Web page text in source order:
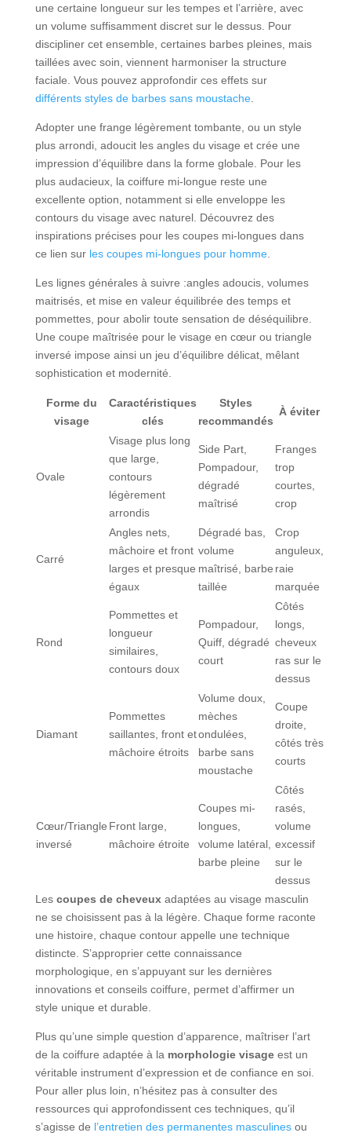
une certaine longueur sur les tempes et l’arrière, avec
un volume suffisamment discret sur le dessus. Pour
discipliner cet ensemble, certaines barbes pleines, mais
taillées avec soin, viennent harmoniser la structure
faciale. Vous pouvez approfondir ces effets sur
différents styles de barbes sans moustache.
Adopter une frange légèrement tombante, ou un style
plus arrondi, adoucit les angles du visage et crée une
impression d’équilibre dans la forme globale. Pour les
plus audacieux, la coiffure mi-longue reste une
excellente option, notamment si elle enveloppe les
contours du visage avec naturel. Découvrez des
inspirations précises pour les coupes mi-longues dans
ce lien sur les coupes mi-longues pour homme.
Les lignes générales à suivre :angles adoucis, volumes
maitrisés, et mise en valeur équilibrée des temps et
pommettes, pour abolir toute sensation de déséquilibre.
Une coupe maîtrisée pour le visage en cœur ou triangle
inversé impose ainsi un jeu d’équilibre délicat, mêlant
sophistication et modernité.
Forme du
visage
Caractéristiques
clés
Styles
recommandés
À éviter
Ovale
Visage plus long
que large,
contours
légèrement
arrondis
Side Part,
Pompadour,
dégradé
maîtrisé
Franges
trop
courtes,
crop
Carré
Angles nets,
mâchoire et front
larges et presque
égaux
Dégradé bas,
volume
maîtrisé, barbe
taillée
Crop
anguleux,
raie
marquée
Rond
Pommettes et
longueur
similaires,
contours doux
Pompadour,
Quiff, dégradé
court
Côtés
longs,
cheveux
ras sur le
dessus
Diamant
Pommettes
saillantes, front et
mâchoire étroits
Volume doux,
mèches
ondulées,
barbe sans
moustache
Coupe
droite,
côtés très
courts
Cœur/Triangle
inversé
Front large,
mâchoire étroite
Coupes mi-
longues,
volume latéral,
barbe pleine
Côtés
rasés,
volume
excessif
sur le
dessus
Les coupes de cheveuxadaptées au visage masculin
ne se choisissent pas à la légère. Chaque forme raconte
une histoire, chaque contour appelle une technique
distincte. S’approprier cette connaissance
morphologique, en s’appuyant sur les dernières
innovations et conseils coiffure, permet d’affirmer un
style unique et durable.
Plus qu’une simple question d’apparence, maîtriser l’art
de la coiffure adaptée à la morphologie visageest un
véritable instrument d’expression et de confiance en soi.
Pour aller plus loin, n’hésitez pas à consulter des
ressources qui approfondissent ces techniques, qu’il
s’agisse de l’entretien des permanentes masculinesou